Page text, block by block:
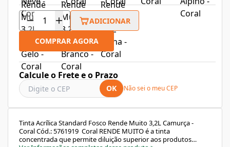
ADICIONAR
COMPRAR AGORA
Calcule o Frete e o Prazo
OK Não sei o meu CEP
Tinta Acrílica Standard Fosco Rende Muito 3,2L Camurça -
Coral Cód.: 5761919 Coral RENDE MUITO é a tinta
concentrada que permite diluição superior aos produtos